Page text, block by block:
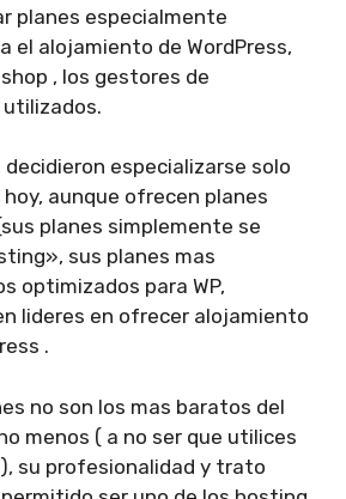
planes especialmente
el alojamiento de WordPress,
, los gestores de
especializarse solo
hoy, aunque ofrecen planes
planes simplemente se
sus planes mas
optimizados para WP,
lideres en ofrecer alojamiento
.
no son los mas baratos del
menos ( a no ser que utilices
su profesionalidad y trato